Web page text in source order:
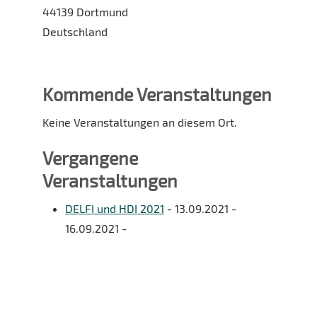
44139 Dortmund
Deutschland
Kommende Veranstaltungen
Keine Veranstaltungen an diesem Ort.
Vergangene
Veranstaltungen
DELFI und HDI 2021 - 13.09.2021 -
16.09.2021 -